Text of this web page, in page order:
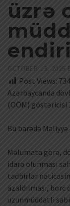
üzrə
OCTOBER 13, 2025
Post Views: 734
Azərbaycanda
(OÖM) göstəricisi
Bu barədə
Məlumata görə,
idarə olunması
tədbirlər
azaldılması, borc
uzunmüddətli